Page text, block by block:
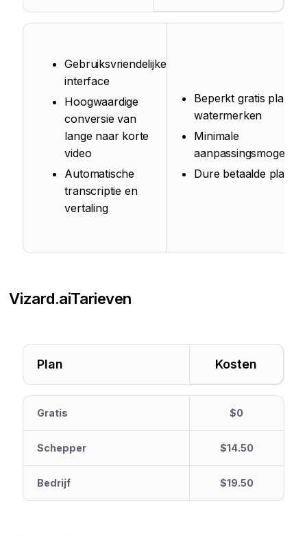
Gebruiksvriendelijke
interface
Hoogwaardige
conversie van
lange naar korte
video
Automatische
transcriptie en
vertaling
Beperkt gratis plan
watermerken
Minimale
Dure betaalde
Vizard.aiTarieven
Plan Kosten
Gratis $0
Schepper $14.50
Bedrijf $19.50